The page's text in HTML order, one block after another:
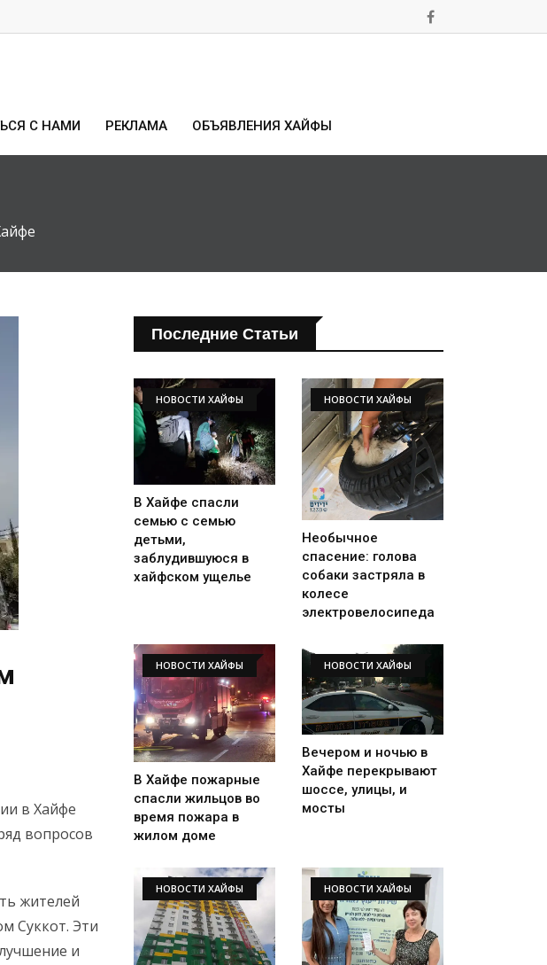
С НАМИ РЕКЛАМА ОБЪЯВЛЕНИЯ ХАЙФЫ
в Хайфе
вопросов
жителей
Суккот. Эти
и
Последние Статьи
НОВОСТИ ХАЙФЫ
В Хайфе спасли
семью с семью
детьми,
заблудившуюся в
хайфском ущелье
НОВОСТИ ХАЙФЫ
Необычное
спасение: голова
собаки застряла в
колесе
электровелосипеда
НОВОСТИ ХАЙФЫ
В Хайфе пожарные
спасли жильцов во
время пожара в
жилом доме
НОВОСТИ ХАЙФЫ
Вечером и ночью в
Хайфе перекрывают
шоссе, улицы, и
мосты
НОВОСТИ ХАЙФЫ НОВОСТИ ХАЙФЫ